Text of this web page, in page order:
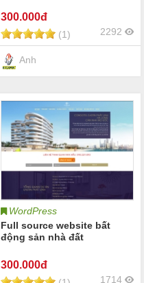
300.000đ
(1) 2292
Anh
WordPress
Full source website bất
động sản nhà đất
300.000đ
1714